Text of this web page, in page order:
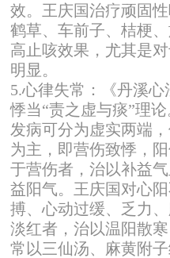
效。王庆国治疗顽固
鹤草、车前子、桔梗
高止咳效果，尤其是
明显。
5.心律失常：《丹溪
悸当“责之虚与痰”理
发病可分为虚实两端
为主，即营伤致悸，
于营伤者，治以补益
益阳气。王庆国对心
搏、心动过缓、乏力
淡红者，治以温阳散
常以三仙汤、麻黄附